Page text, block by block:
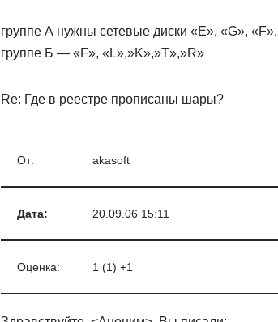
группе А нужны сетевые диски «E», «G», «F»,
группе Б — «F», «L»,»K»,»T»,»R»
Re: Где в реестре прописаны шары?
От: akasoft
Дата: 20.09.06 15:11
Оценка: 1 (1) +1